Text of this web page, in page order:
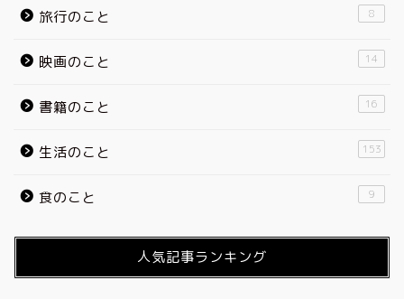
旅行のこと 8
映画のこと 14
書籍のこと 16
生活のこと 153
食のこと 9
人気記事ランキング